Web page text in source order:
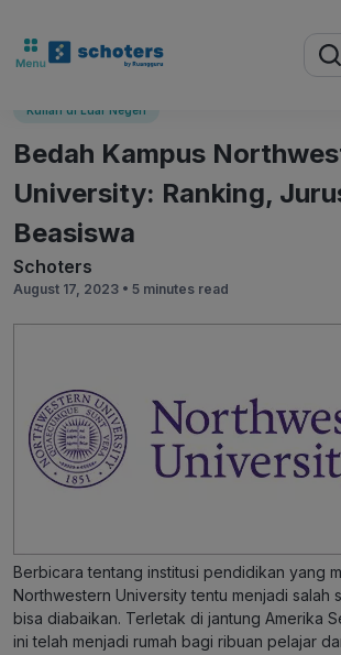
for:
Kuliah di Luar Negeri
Bedah Kampus
University: Ranking,
Beasiswa
Schoters
August 17, 2023 • 5 minutes read
Berbicara tentang institusi pendidikan yang
Northwestern University tentu menjadi salah
bisa diabaikan. Terletak di jantung Amerika
ini telah menjadi rumah bagi ribuan pelajar